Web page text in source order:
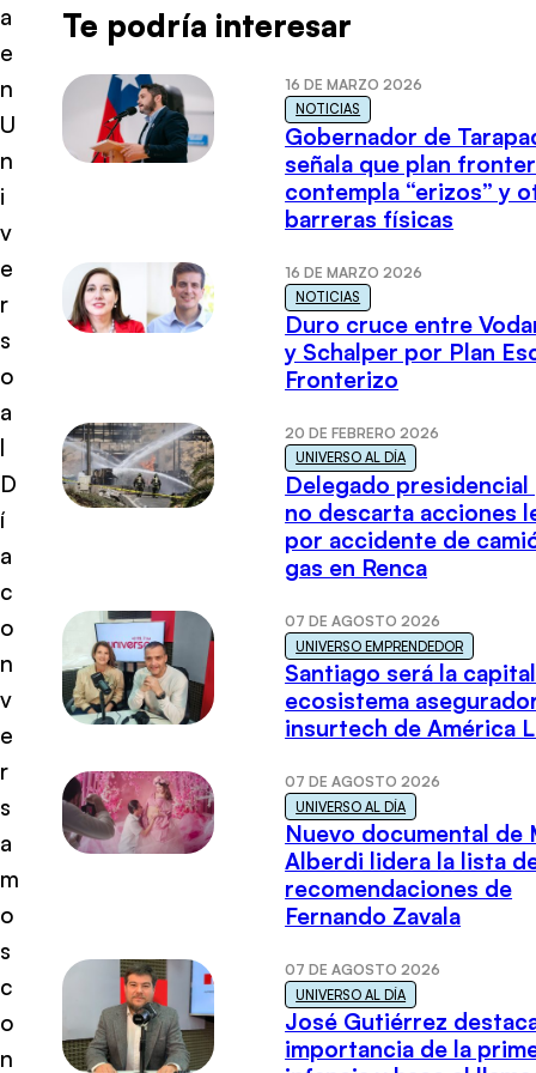
a
e
n
U
n
i
v
e
r
s
o
a
l
D
í
a
c
o
n
v
e
r
s
a
m
o
s
c
o
n
Te podría interesar
16 DE MARZO 2026
NOTICIAS
Gobernador de
señala que plan
contempla “erizos” y
barreras físicas
16 DE MARZO 2026
NOTICIAS
Duro cruce entre
y Schalper por Plan
Fronterizo
20 DE FEBRERO 2026
UNIVERSO AL DÍA
Delegado presidencial
no descarta acciones
por accidente de
gas en Renca
07 DE AGOSTO 2026
UNIVERSO EMPRENDEDOR
Santiago será la
ecosistema
insurtech de América
07 DE AGOSTO 2026
UNIVERSO AL DÍA
Nuevo documental de
Alberdi lidera la lista
recomendaciones de
Fernando Zavala
07 DE AGOSTO 2026
UNIVERSO AL DÍA
José Gutiérrez
importancia de la